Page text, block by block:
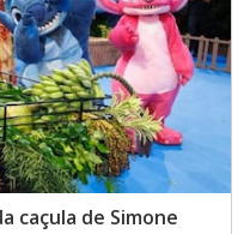
caçula de Simone